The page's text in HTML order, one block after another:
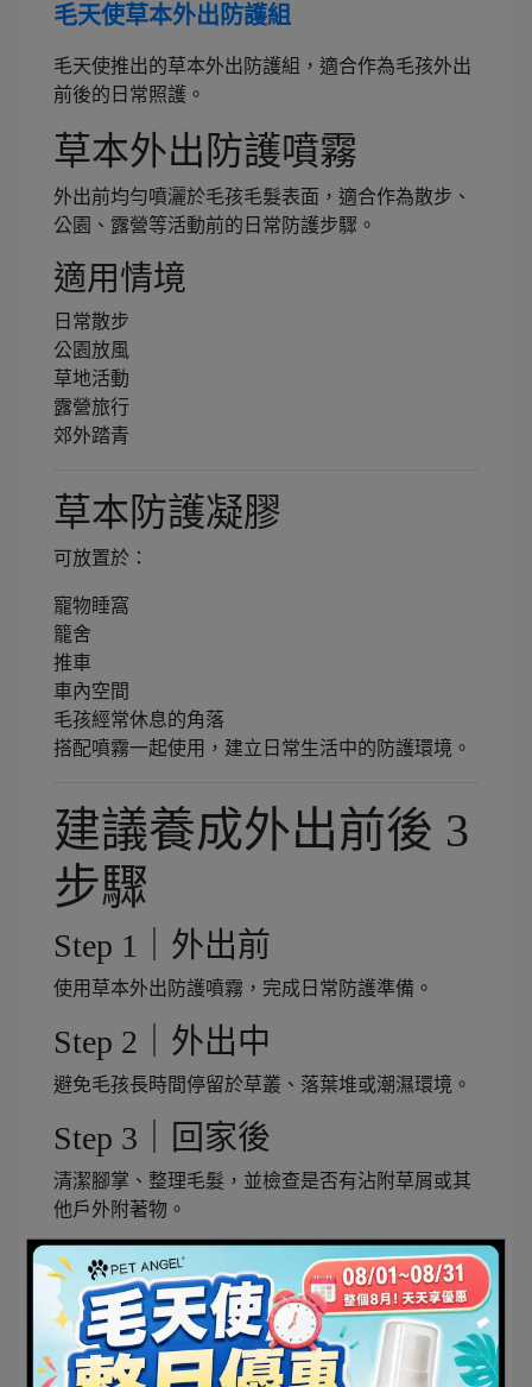
毛天使草本外出防護組
毛天使推出的草本外出防護組，適合作為毛孩外出
前後的日常照護。
草本外出防護噴霧
外出前均勻噴灑於毛孩毛髮表面，適合作為散步、
公園、露營等活動前的日常防護步驟。
適用情境
日常散步
公園放風
草地活動
露營旅行
郊外踏青
草本防護凝膠
可放置於：
寵物睡窩
籠舍
推車
車內空間
毛孩經常休息的角落
搭配噴霧一起使用，建立日常生活中的防護環境。
建議養成外出前後 3
步驟
Step 1｜外出前
使用草本外出防護噴霧，完成日常防護準備。
Step 2｜外出中
避免毛孩長時間停留於草叢、落葉堆或潮濕環境。
Step 3｜回家後
清潔腳掌、整理毛髮，並檢查是否有沾附草屑或其
他戶外附著物。
哪些毛孩特別需要
注意？